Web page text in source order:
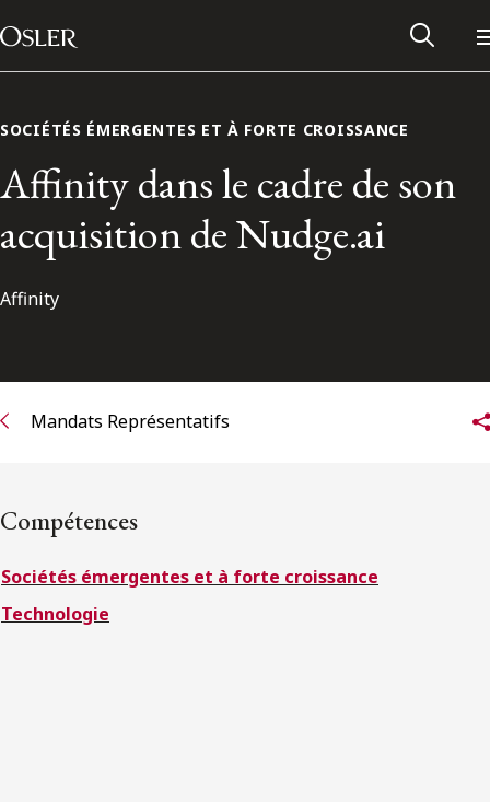
Passer au contenu
Main Navigation
Réseau des anciens d’Osler
S’abonner aux articles Osler
S’abonner
SOCIÉTÉS ÉMERGENTES ET À FORTE CROISSANCE
Affinity dans le cadre de son
acquisition de Nudge.ai
Affinity
Mandats Représentatifs
Compétences
Sociétés émergentes et à forte croissance
Technologie